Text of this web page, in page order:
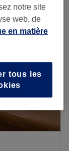
notre site
web, de
en matière
tous les